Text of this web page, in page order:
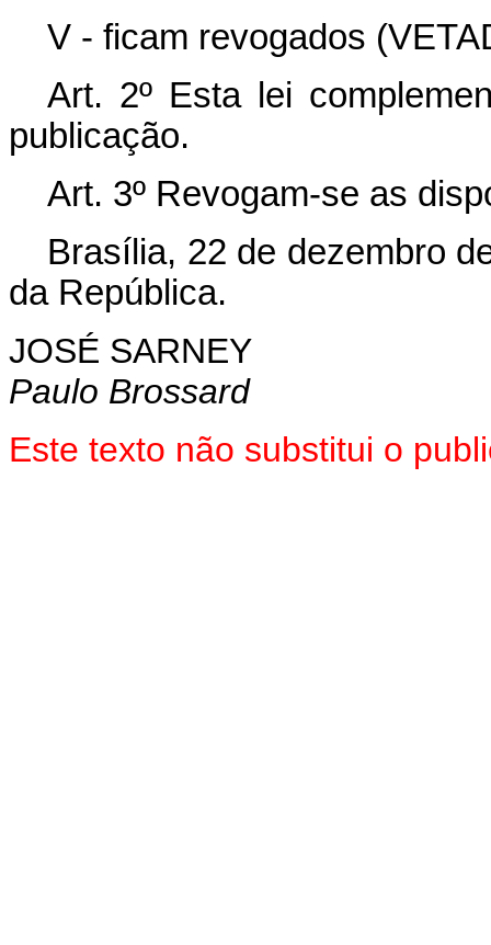
V - ficam revogados
Art. 2º Esta lei
publicação.
Art. 3º Revogam-se as
Brasília, 22 de dezembro
da República.
JOSÉ SARNEY
Paulo Brossard
Este texto não substitui o